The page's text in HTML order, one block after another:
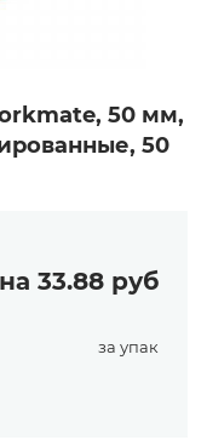
50 мм,
50
33.88 руб
за упак